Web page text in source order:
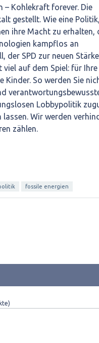
– Kohlekraft forever. Die
gestellt. Wie eine
ihre Macht zu erhalten,
kampflos an
der SPD zur neuen
auf dem Spiel: für Ihre
Kinder. So werden Sie
Lobbypolitik
Wir werden
zählen.
fossile energien